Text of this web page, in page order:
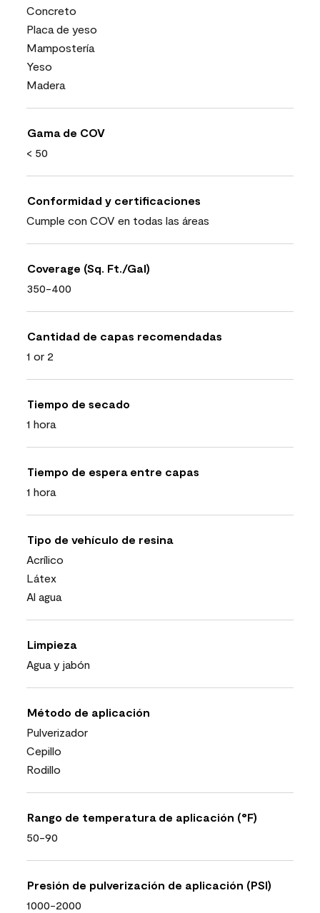
Concreto
Placa de yeso
Mampostería
Yeso
Madera
Gama de COV
< 50
Conformidad y certificaciones
Cumple con COV en todas las áreas
Coverage (Sq. Ft./Gal)
350-400
Cantidad de capas recomendadas
1 or 2
Tiempo de secado
1 hora
Tiempo de espera entre capas
1 hora
Tipo de vehículo de resina
Acrílico
Látex
Al agua
Limpieza
Agua y jabón
Método de aplicación
Pulverizador
Cepillo
Rodillo
Rango de temperatura de aplicación (°F)
50-90
Presión de pulverización de aplicación (PSI)
1000-2000